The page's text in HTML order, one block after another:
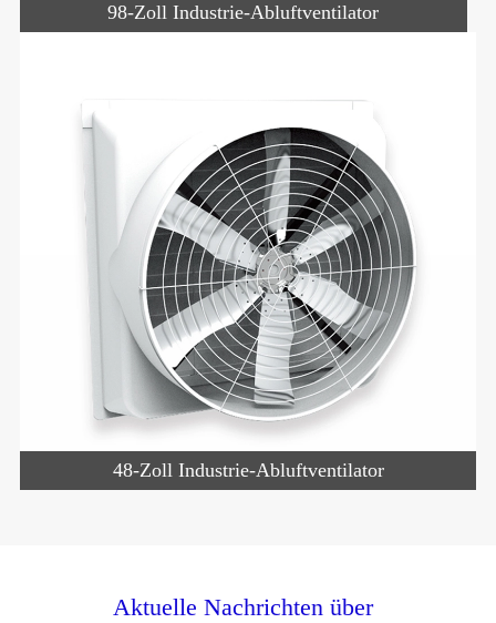
98-Zoll Industrie-Abluftventilator
48-Zoll Industrie-Abluftventilator
Aktuelle Nachrichten über